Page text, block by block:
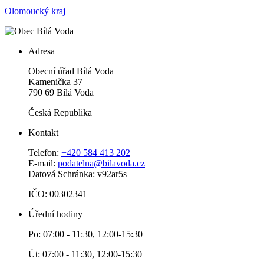
Olomoucký kraj
Adresa
Obecní úřad Bílá Voda
Kamenička 37
790 69 Bílá Voda
Česká Republika
Kontakt
Telefon: +420 584 413 202
E-mail: podatelna@bilavoda.cz
Datová Schránka: v92ar5s
IČO: 00302341
Úřední hodiny
Po: 07:00 - 11:30, 12:00-15:30
Út: 07:00 - 11:30, 12:00-15:30